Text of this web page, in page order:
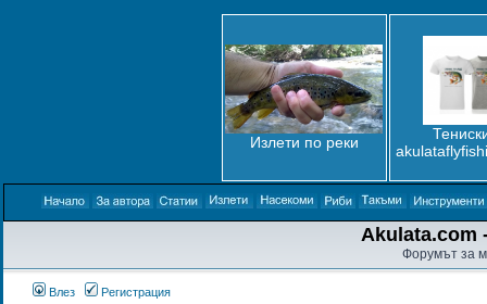
Излети по реки
Akulata.com
Форумът за
Влез Регистрация